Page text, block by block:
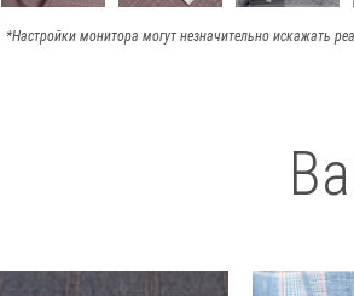
*Настройки монитора могут незначительно искажать